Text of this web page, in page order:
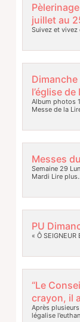
juillet au
Suivez et vivez
l’église
Album photos
Messe de la
Messes
Semaine 29
Mardi Lire
PU
« Ô SEIGNEUR
“Le
crayon, il
Après
légalise